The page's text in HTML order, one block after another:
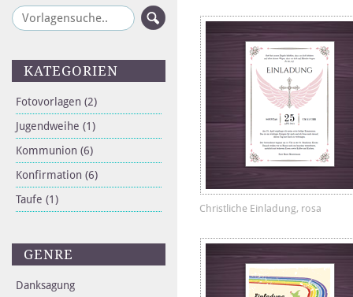
KATEGORIEN
Fotovorlagen (2)
Jugendweihe (1)
Kommunion (6)
Konfirmation (6)
Taufe (1)
GENRE
Danksagung
Christliche Einladung, rosa